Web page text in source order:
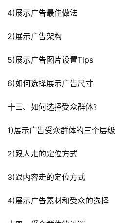
4)展示广告最佳做法
2)展示广告架构
5)展示广告图片设置Tips
6)如何选择展示广告尺寸
十三、如何选择受众群体?
1)展示广告受众群体的三个层级
2)跟人走的定位方式
3)跟内容走的定位方式
4)展示广告素材和受众的选择